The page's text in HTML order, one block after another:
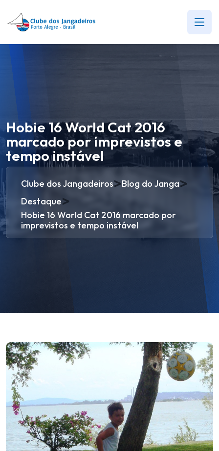
Hobie 16 World Cat 2016
marcado por imprevistos e
tempo instável
Clube dos Jangadeiros>Blog do Janga>
Destaque>
Hobie 16 World Cat 2016 marcado por
imprevistos e tempo instável